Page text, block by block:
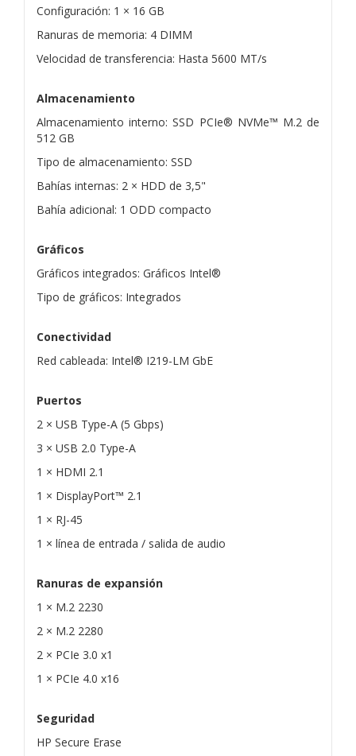
Configuración: 1 × 16 GB
Ranuras de memoria: 4 DIMM
Velocidad de transferencia: Hasta 5600 MT/s
Almacenamiento
Almacenamiento interno: SSD PCIe® NVMe™ M.2 de
512 GB
Tipo de almacenamiento: SSD
Bahías internas: 2 × HDD de 3,5"
Bahía adicional: 1 ODD compacto
Gráficos
Gráficos integrados: Gráficos Intel®
Tipo de gráficos: Integrados
Conectividad
Red cableada: Intel® I219-LM GbE
Puertos
2 × USB Type-A (5 Gbps)
3 × USB 2.0 Type-A
1 × HDMI 2.1
1 × DisplayPort™ 2.1
1 × RJ-45
1 × línea de entrada / salida de audio
Ranuras de expansión
1 × M.2 2230
2 × M.2 2280
2 × PCIe 3.0 x1
1 × PCIe 4.0 x16
Seguridad
HP Secure Erase